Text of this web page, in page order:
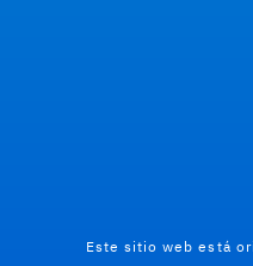
Este sitio web está